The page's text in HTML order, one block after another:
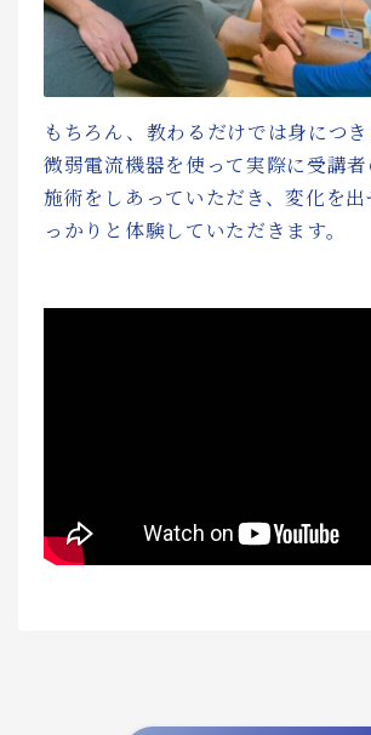
もちろん、教わるだけでは身につき
微弱電流機器を使って実際に受講
施術をしあっていただき、変化を
っかりと体験していただきます。